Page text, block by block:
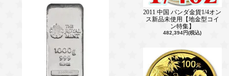
2011 中国 パンダ金貨1/4オン
ス新品未使用【地金型コイ
ン特集】
482,394円(税込)